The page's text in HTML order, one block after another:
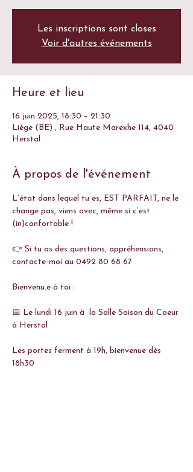
Les inscriptions sont closes
Voir d'autres événements
Heure et lieu
16 juin 2025, 18:30 – 21:30
Liège (BE) , Rue Haute Marexhe 114, 4040
Herstal
À propos de l'événement
L’état dans lequel tu es, EST PARFAIT, ne le
change pas, viens avec, même si c’est
(in)confortable !
👉 Si tu as des questions, appréhensions,
contacte-moi au 0492 80 68 67
Bienvenu.e à toi :
📅 Le lundi 16 juin à  la Salle Saison du Coeur
à Herstal
Les portes ferment à 19h, bienvenue dès
18h30